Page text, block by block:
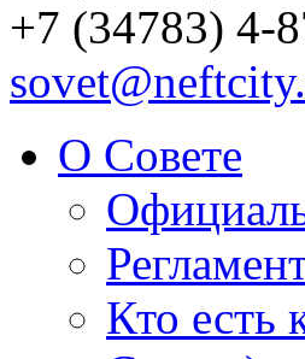
+7 (34783) 4-
О Совете
Кто есть